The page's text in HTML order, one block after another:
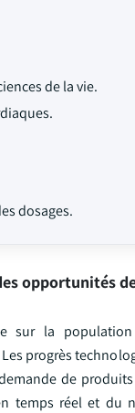
de la vie.
dosages.
opportunités
sur la
progrès
de
temps réel et du